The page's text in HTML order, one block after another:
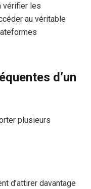
vérifier les
au véritable
d’un
plusieurs
d’attirer davantage